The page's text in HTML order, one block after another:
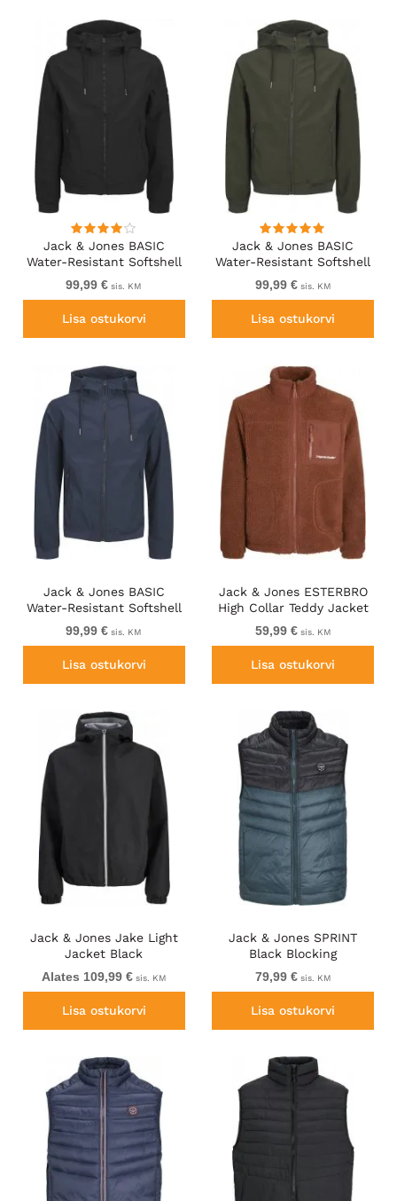
Jack & Jones BASIC
Water-Resistant Softshell
Jacket Black
99,99 € sis. KM
Lisa ostukorvi
Jack & Jones BASIC
Water-Resistant Softshell
Jacket Green
99,99 €sis. KM
Lisa ostukorvi
Jack & Jones BASIC
Water-Resistant Softshell
Jacket Navy Blazer
99,99 € sis. KM
Lisa ostukorvi
Jack & Jones ESTERBRO
High Collar Teddy Jacket
Brandy Brown
59,99 €sis. KM
Lisa ostukorvi
Jack & Jones Jake Light
Jacket Black
Alates 109,99 €sis. KM
Lisa ostukorvi
Jack & Jones SPRINT
Black Blocking
BODYWARMER With Collar
Dark Turquoise
79,99 €sis. KM
Lisa ostukorvi